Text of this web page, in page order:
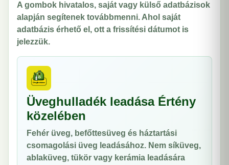
A gombok hivatalos, saját vagy külső adatbázisok
alapján segítenek továbbmenni. Ahol saját
adatbázis érhető el, ott a frissítési dátumot is
jelezzük.
Üveghulladék leadása Értény
közelében
Fehér üveg, befőttesüveg és háztartási
csomagolási üveg leadásához. Nem síküveg,
ablaküveg, tükör vagy kerámia leadására